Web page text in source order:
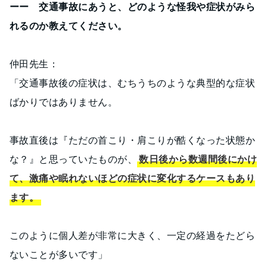
ーー 交通事故にあうと、どのような怪我や症状がみら
れるのか教えてください。
仲田先生：
「交通事故後の症状は、むちうちのような典型的な症状
ばかりではありません。
事故直後は『ただの首こり・肩こりが酷くなった状態か
な？』と思っていたものが、数日後から数週間後にかけ
て、激痛や眠れないほどの症状に変化するケースもあり
ます。
このように個人差が非常に大きく、一定の経過をたどら
ないことが多いです」